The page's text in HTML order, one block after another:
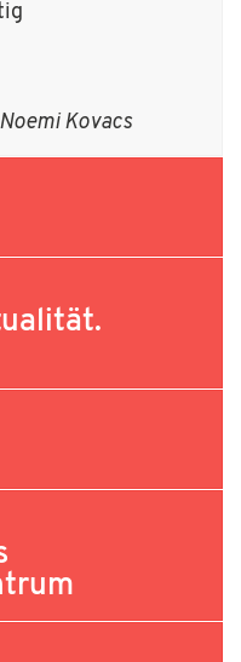
Noemi Kovacs